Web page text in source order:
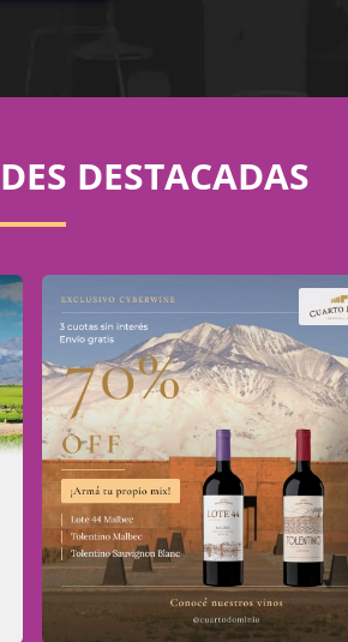
DESTACADAS